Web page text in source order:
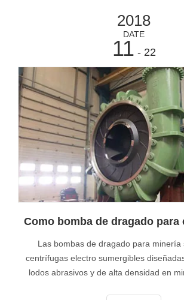
2018
DATE
11 - 22
Las bombas de dragado para minería
centrífugas electro sumergibles
lodos abrasivos y de alta densidad en